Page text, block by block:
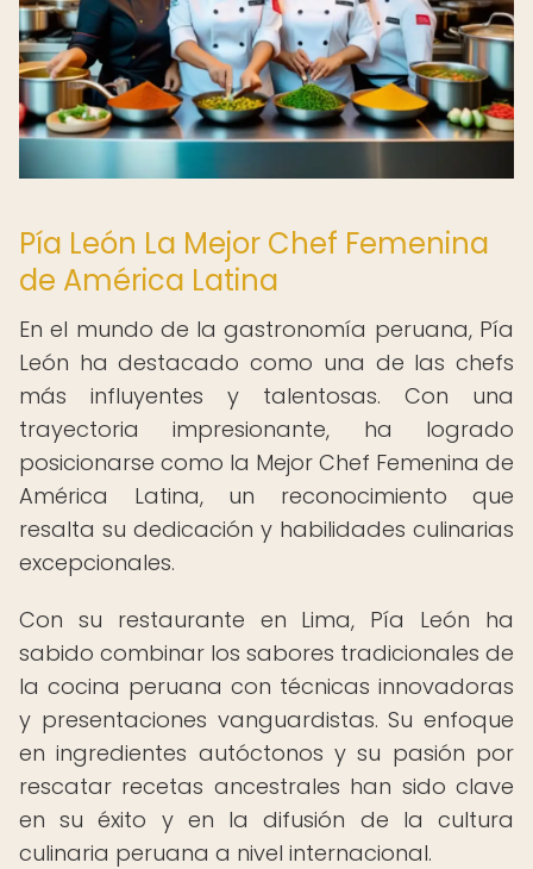
Pía León La Mejor Chef Femenina
de América Latina
En el mundo de la gastronomía peruana, Pía
León ha destacado como una de las chefs
más influyentes y talentosas. Con una
trayectoria impresionante, ha logrado
posicionarse como la Mejor Chef Femenina de
América Latina, un reconocimiento que
resalta su dedicación y habilidades culinarias
excepcionales.
Con su restaurante en Lima, Pía León ha
sabido combinar los sabores tradicionales de
la cocina peruana con técnicas innovadoras
y presentaciones vanguardistas. Su enfoque
en ingredientes autóctonos y su pasión por
rescatar recetas ancestrales han sido clave
en su éxito y en la difusión de la cultura
culinaria peruana a nivel internacional.